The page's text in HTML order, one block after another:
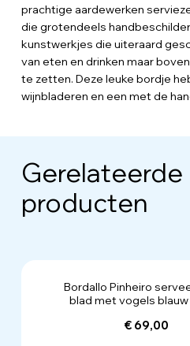
prachtige aardewerken
die grotendeels
kunstwerkjes die uiteraard
van eten en drinken maar
te zetten. Deze leuke bordje
wijnbladeren en een met de
Gerelateerde
producten
Bordallo Pinheiro
blad met vogels
€ 69,00